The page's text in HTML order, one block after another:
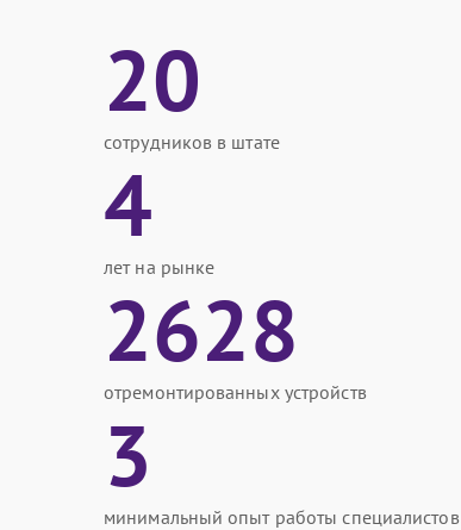
20
сотрудников в штате
4
лет на рынке
2628
отремонтированных устройств
3
минимальный опыт работы специалистов